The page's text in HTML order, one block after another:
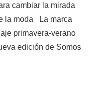
cambiar la mirada
la moda La marca
primavera-verano
edición de Somos